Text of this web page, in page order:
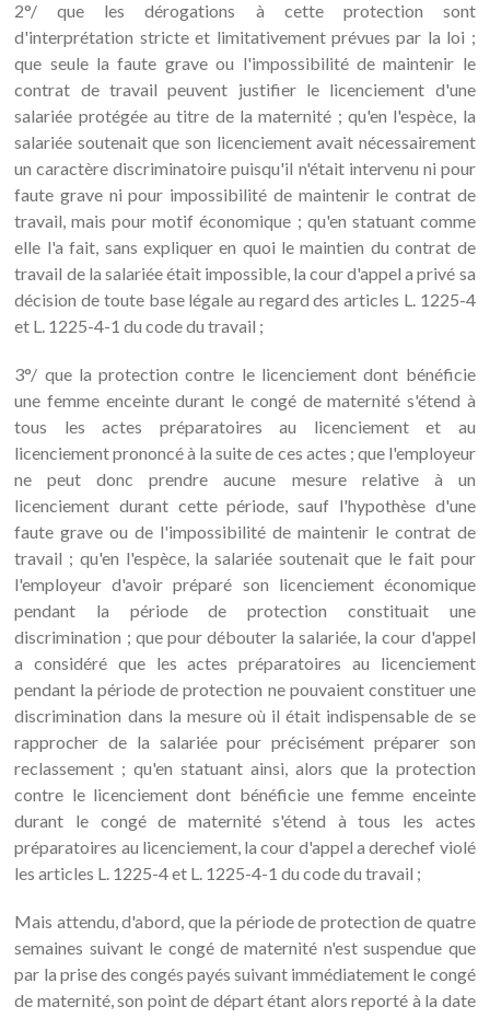
2°/ que les dérogations à cette protection sont
d'interprétation stricte et limitativement prévues par la loi ;
que seule la faute grave ou l'impossibilité de maintenir le
contrat de travail peuvent justifier le licenciement d'une
salariée protégée au titre de la maternité ; qu'en l'espèce, la
salariée soutenait que son licenciement avait nécessairement
un caractère discriminatoire puisqu'il n'était intervenu ni pour
faute grave ni pour impossibilité de maintenir le contrat de
travail, mais pour motif économique ; qu'en statuant comme
elle l'a fait, sans expliquer en quoi le maintien du contrat de
travail de la salariée était impossible, la cour d'appel a privé sa
décision de toute base légale au regard des articles L. 1225-4
et L. 1225-4-1 du code du travail ;
3°/ que la protection contre le licenciement dont bénéficie
une femme enceinte durant le congé de maternité s'étend à
tous les actes préparatoires au licenciement et au
licenciement prononcé à la suite de ces actes ; que l'employeur
ne peut donc prendre aucune mesure relative à un
licenciement durant cette période, sauf l'hypothèse d'une
faute grave ou de l'impossibilité de maintenir le contrat de
travail ; qu'en l'espèce, la salariée soutenait que le fait pour
l'employeur d'avoir préparé son licenciement économique
pendant la période de protection constituait une
discrimination ; que pour débouter la salariée, la cour d'appel
a considéré que les actes préparatoires au licenciement
pendant la période de protection ne pouvaient constituer une
discrimination dans la mesure où il était indispensable de se
rapprocher de la salariée pour précisément préparer son
reclassement ; qu'en statuant ainsi, alors que la protection
contre le licenciement dont bénéficie une femme enceinte
durant le congé de maternité s'étend à tous les actes
préparatoires au licenciement, la cour d'appel a derechef violé
les articles L. 1225-4 et L. 1225-4-1 du code du travail ;
Mais attendu, d'abord, que la période de protection de quatre
semaines suivant le congé de maternité n'est suspendue que
par la prise des congés payés suivant immédiatement le congé
de maternité, son point de départ étant alors reporté à la date